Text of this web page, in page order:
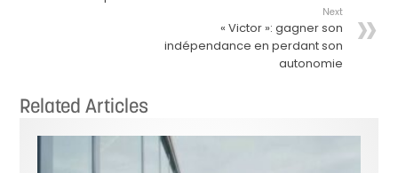
Next
« Victor »: gagner son
indépendance en perdant son
autonomie
Related Articles